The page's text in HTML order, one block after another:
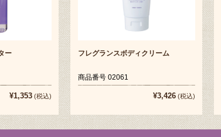
ー
¥1,353 (税込)
フレグランスボディクリーム
商品番号 02061
¥3,426 (税込)